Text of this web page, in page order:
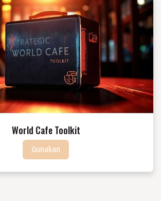
World Cafe Toolkit
Guna​​​​kan